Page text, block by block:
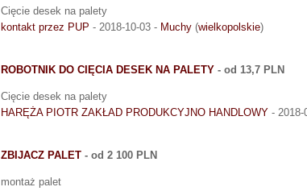
Cięcie desek na palety
kontakt przez PUP - 2018-10-03 - Muchy (wielkopolskie)
ROBOTNIK DO CIĘCIA DESEK NA PALETY - od 13,7 PLN
Cięcie desek na palety
HARĘŻA PIOTR ZAKŁAD PRODUKCYJNO HANDLOWY - 2018-
ZBIJACZ PALET - od 2 100 PLN
montaż palet